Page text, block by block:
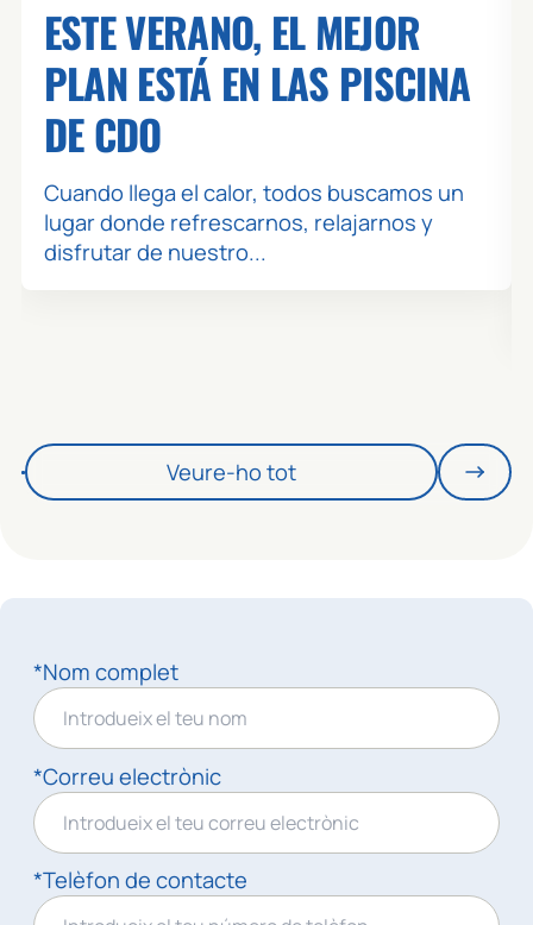
ESTE VERANO, EL MEJOR
PLAN ESTÁ EN LAS PISCINA
DE CDO
Cuando llega el calor, todos buscamos un
lugar donde refrescarnos, relajarnos y
disfrutar de nuestro...
Veure-ho tot
*Nom complet
*Correu electrònic
*Telèfon de contacte